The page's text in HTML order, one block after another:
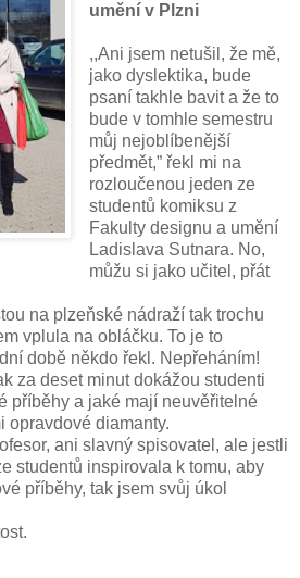
umění v Plzni
,,Ani jsem netušil, že mě,
jako dyslektika, bude
psaní takhle bavit a že to
bude v tomhle semestru
můj nejoblíbenější
předmět,” řekl mi na
rozloučenou jeden ze
studentů komiksu z
Fakulty designu a umění
Ladislava Sutnara. No,
můžu si jako učitel, přát
na plzeňské nádraží tak trochu
vplula na obláčku. To je to
době někdo řekl. Nepřeháním!
za deset minut dokážou studenti
příběhy a jaké mají neuvěřitelné
opravdové diamanty.
ani slavný spisovatel, ale jestli
studentů inspirovala k tomu, aby
příběhy, tak jsem svůj úkol